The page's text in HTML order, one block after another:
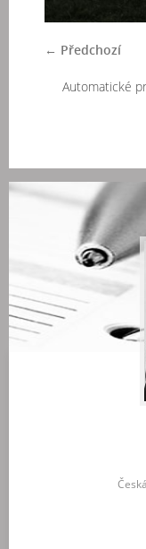
← Předchozí
Automatické